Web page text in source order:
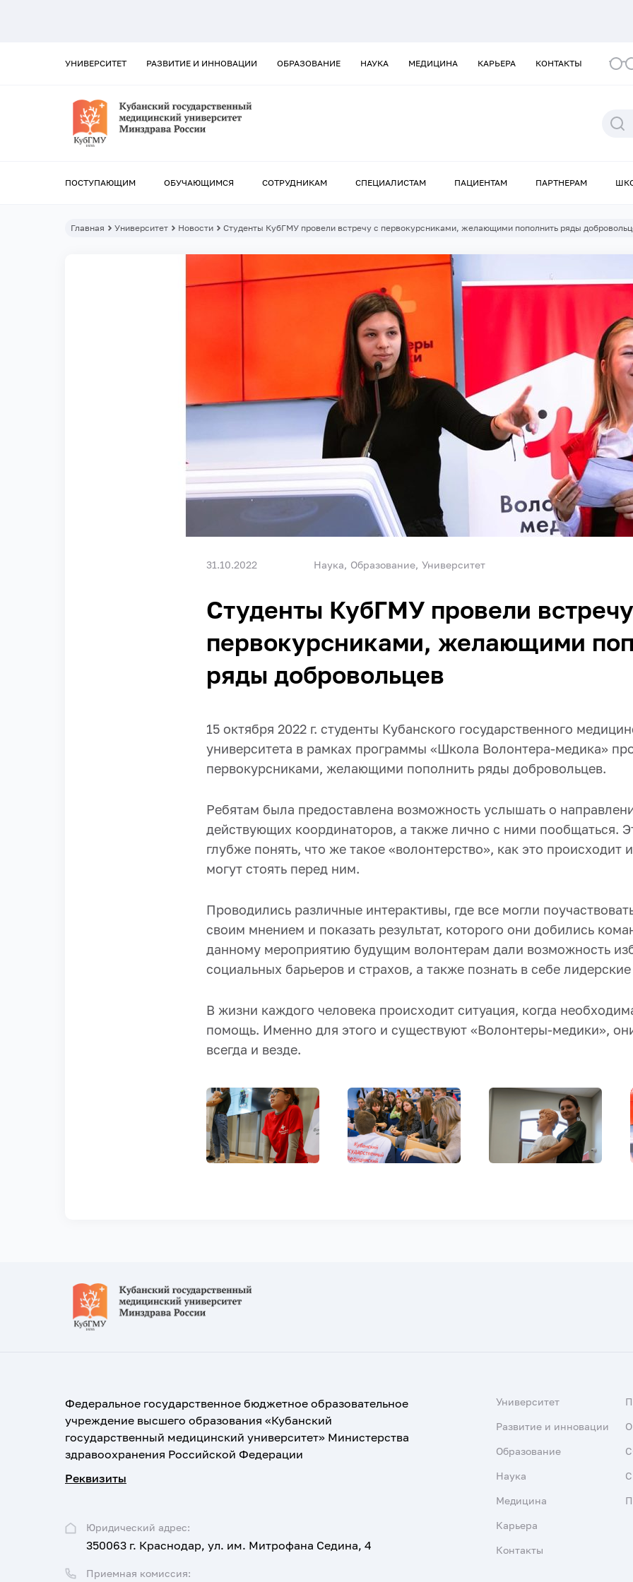
УНИВЕРСИТЕТ РАЗВИТИЕ И ИННОВАЦИИ ОБРАЗОВАНИЕ НАУКА МЕДИЦИНА КАРЬЕРА КОНТАКТЫ
ПОСТУПАЮЩИМ ОБУЧАЮЩИМСЯ СОТРУДНИКАМ СПЕЦИАЛИСТАМ ПАЦИЕНТАМ ПАРТНЕРАМ
Главная Университет Новости Студенты КубГМУ провели встречу с первокурсниками, желающими пополнить ряды
31.10.2022 Наука Образование Университет
Студенты КубГМУ провели
первокурсниками, желающими
ряды добровольцев
15 октября 2022 г. студенты Кубанского государственного
университета в рамках программы «Школа Волонтера-медика»
первокурсниками, желающими пополнить ряды добровольцев.
Ребятам была предоставлена возможность услышать о
действующих координаторов, а также лично с ними пообщаться.
глубже понять, что же такое «волонтерство», как это происходит
могут стоять перед ним.
Проводились различные интерактивы, где все могли
своим мнением и показать результат, которого они добились
данному мероприятию будущим волонтерам дали возможность
социальных барьеров и страхов, а также познать в себе лидерские
В жизни каждого человека происходит ситуация, когда
помощь. Именно для этого и существуют «Волонтеры-медики»,
всегда и везде.
Федеральное государственное бюджетное образовательное
учреждение высшего образования «Кубанский
государственный медицинский университет» Министерства
здравоохранения Российской Федерации
Реквизиты
Юридический адрес:
350063 г. Краснодар, ул. им. Митрофана Седина, 4
Приемная комиссия:
Университет
Развитие и инновации
Образование
Наука
Медицина
Карьера
Контакты